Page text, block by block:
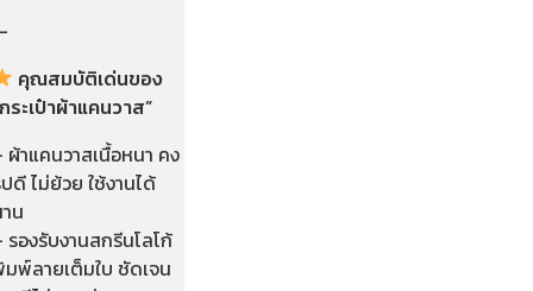
คุณสมบัติเด่นของ
ระเป๋าผ้าแคนวาส”
ผ้าแคนวาสเนื้อหนา คง
ดี ไม่ย้วย ใช้งานได้
น
รองรับงานสกรีนโลโก้
พ์ลายเต็มใบ ชัดเจน